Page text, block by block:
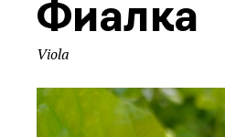
Фиалка
Viola